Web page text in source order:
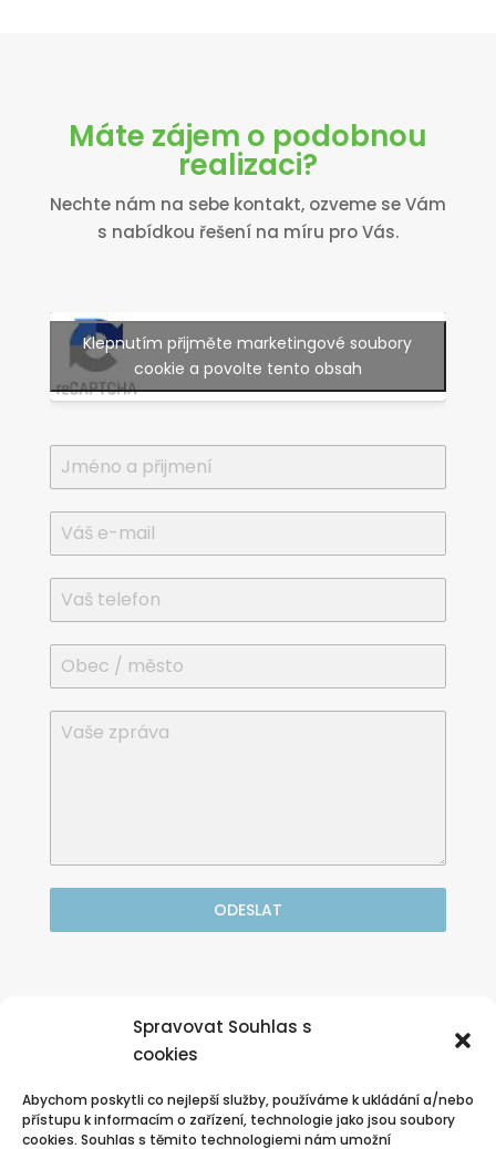
Spravovat Souhlas s
cookies
Abychom poskytli co nejlepší služby, používáme k ukládání a/nebo
přístupu k informacím o zařízení, technologie jako jsou soubory
cookies. Souhlas s těmito technologiemi nám umožní
Máte zájem o podobnou
realizaci?
Nechte nám na sebe kontakt, ozveme se Vám
s nabídkou řešení na míru pro Vás.
Klepnutím přijměte marketingové soubory
cookie a povolte tento obsah
ODESLAT
nonstop zákaznická linka: